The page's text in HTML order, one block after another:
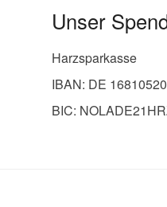
Unser
Harzsparkasse
IBAN: DE
BIC: